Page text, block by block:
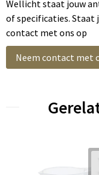
Wellicht staat jouw
of specificaties. Staat
contact met ons op
Neem contact met